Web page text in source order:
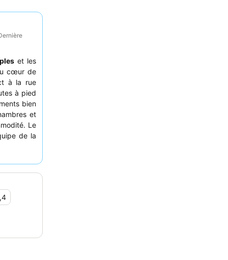
et les
cœur de
à la rue
à pied
bien
et
Le
de la